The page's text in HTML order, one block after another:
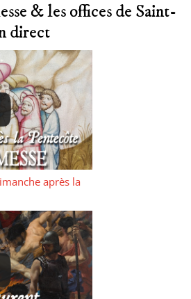
& les offices de Saint-
direct
après la